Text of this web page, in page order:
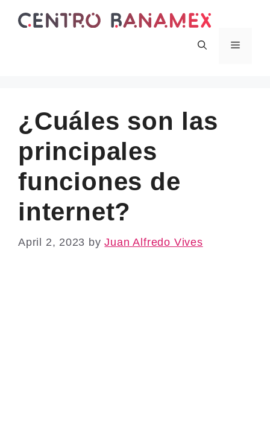
Menu
¿Cuáles son las
principales
funciones de
internet?
April 2, 2023 byJuan Alfredo Vives